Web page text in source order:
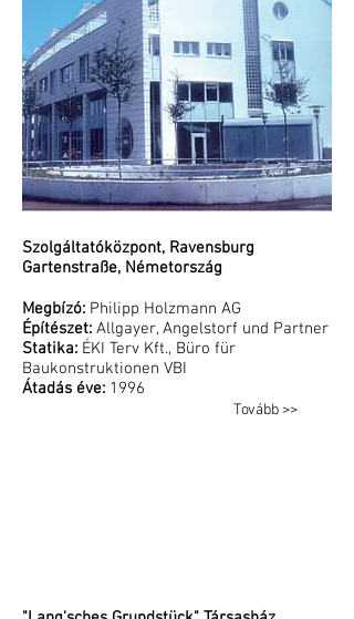
Szolgáltatóközpont, Ravensburg
Gartenstraße, Németország
Megbízó: Philipp Holzmann AG
Építészet: Allgayer, Angelstorf und Partner
Statika: ÉKI Terv Kft., Büro für
Baukonstruktionen VBI
Átadás éve: 1996
Tovább >>